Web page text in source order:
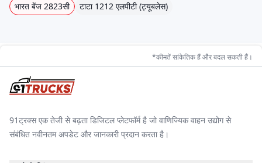
भारत बेंज 2823सी टाटा 1212 एलपीटी (ट्यूबलेस)
*कीमतें सांकेतिक हैं और बदल सकती हैं।
91ट्रक्स एक तेजी से बढ़ता डिजिटल प्लेटफॉर्म है जो वाणिज्यिक वाहन उद्योग से
संबंधित नवीनतम अपडेट और जानकारी प्रदान करता है।